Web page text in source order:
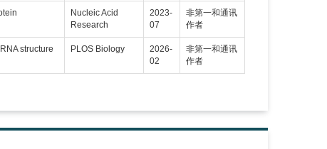
Nucleic Acid
Research
2023-
07
非第一和通讯
作者
structure
PLOS Biology
2026-
02
非第一和通讯
作者